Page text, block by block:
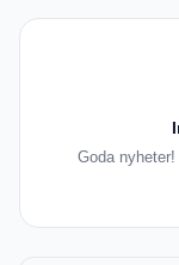
Goda